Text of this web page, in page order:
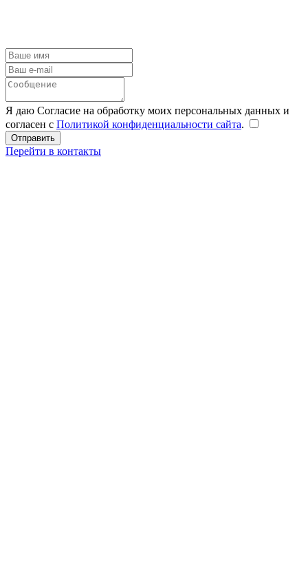
Я даю Согласие на обработку моих персональных данных и
согласен с Политикой конфиденциальности сайта.
Перейти в контакты